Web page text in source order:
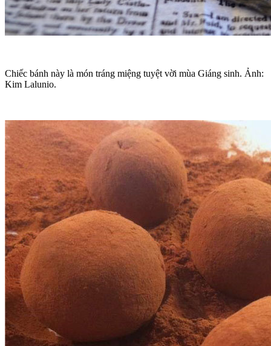
Chiếc bánh này là món tráng miệng tuyệt vời mùa Giáng sinh. Ảnh:
Kim Lalunio.